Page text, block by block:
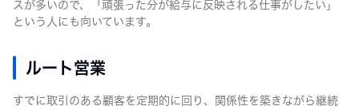
スが多いので、「頑張った分が給与に反映される仕事がしたい」
という人にも向いています。
ルート営業
すでに取引のある顧客を定期的に回り、関係性を築きながら継続